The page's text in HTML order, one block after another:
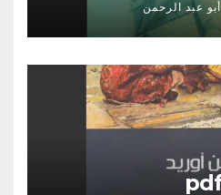
أبو عبد الرحمن